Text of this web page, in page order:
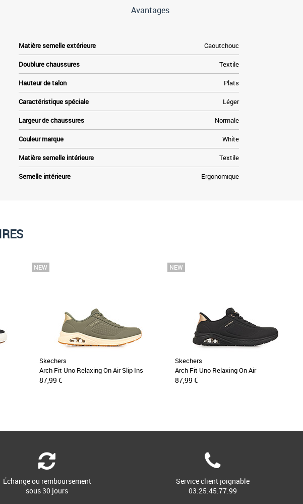
Avantages
Matière semelle extérieure Caoutchouc
Doublure chaussures Textile
Hauteur de talon Plats
Caractéristique spéciale Léger
Largeur de chaussures Normale
Couleur marque White
Matière semelle intérieure Textile
Semelle intérieure Ergonomique
Skechers
Arch Fit Uno Relaxing On Air Slip Ins
87,99 €
Skechers
Arch Fit Uno Relaxing On Air
87,99 €
Échange ou remboursement
sous 30 jours
Service client joignable
03.25.45.77.99